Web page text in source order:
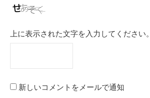
上に表示された文字を入力してください。
新しいコメントをメールで通知